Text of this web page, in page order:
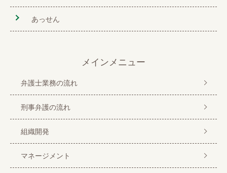
あっせん
メインメニュー
弁護士業務の流れ
刑事弁護の流れ
組織開発
マネージメント